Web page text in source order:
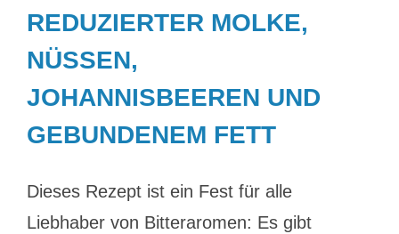
REDUZIERTER MOLKE,
NÜSSEN,
JOHANNISBEEREN UND
GEBUNDENEM FETT
Dieses Rezept ist ein Fest für alle
Liebhaber von Bitteraromen: Es gibt